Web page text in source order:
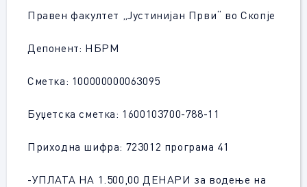
Правен факултет „Јустинијан Први“ во Скопје
Депонент: НБРМ
Сметка: 100000000063095
Буџетска сметка: 1600103700-788-11
Приходна шифра: 723012 програма 41
-УПЛАТА НА 1.500,00 ДЕНАРИ за водење на